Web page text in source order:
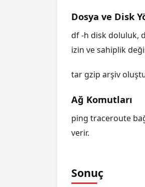
Dosya ve Disk
df -h disk doluluk,
izin ve sahiplik
tar gzip arşiv
Ağ Komutları
ping traceroute
verir.
Sonuç